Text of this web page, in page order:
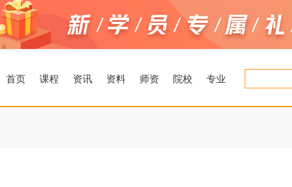
首页 课程 资讯 资料 师资 院校 专业